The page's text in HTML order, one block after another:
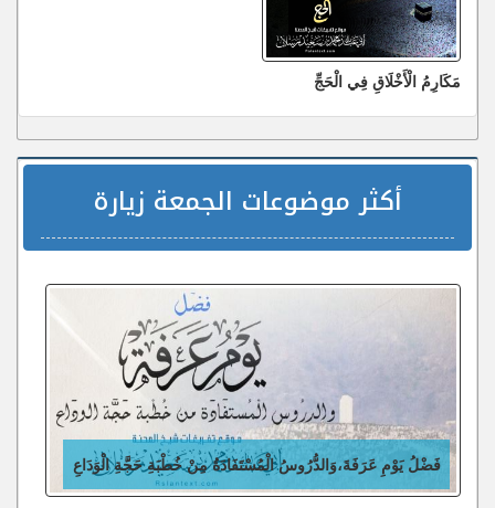
مَكَارِمُ الْأَخْلَاقِ فِي الْحَجِّ
أكثر موضوعات الجمعة زيارة
فَضْلُ يَوْمِ عَرَفَةَ،وَالدُّرُوسُ الْمُسْتَفَادَةُ مِنْ خُطْبَةِ حَجَّةِ الْوَدَاعِ